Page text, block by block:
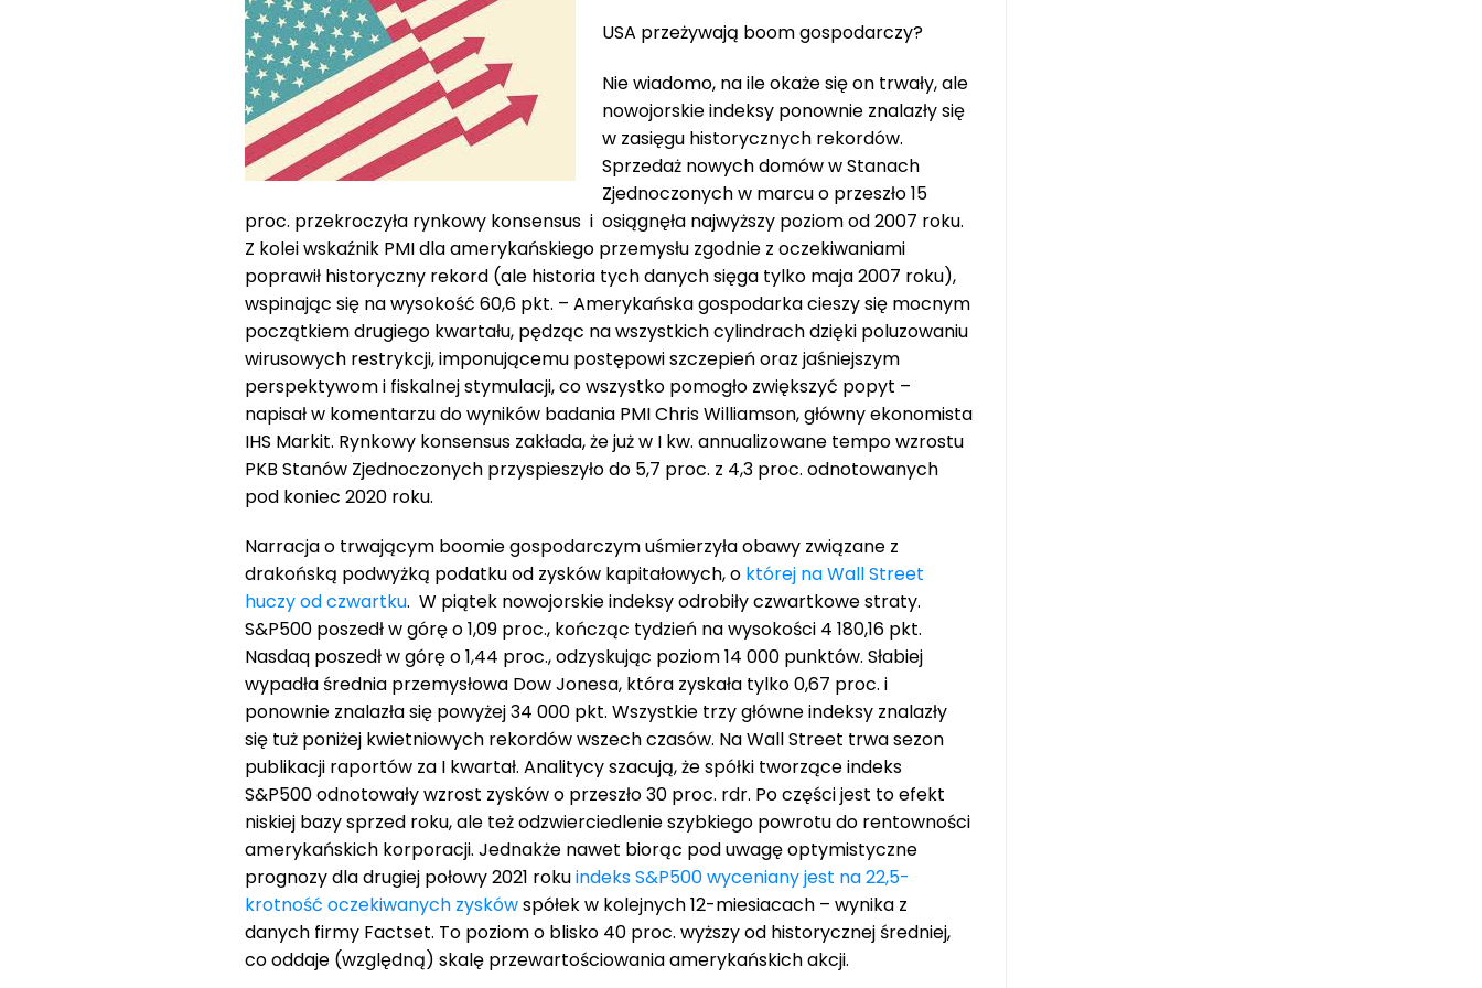
USA przeżywają boom gospodarczy?
Nie wiadomo, na ile okaże się on trwały, ale
nowojorskie indeksy ponownie znalazły się
w zasięgu historycznych rekordów.
Sprzedaż nowych domów w Stanach
Zjednoczonych w marcu o przeszło 15
proc. przekroczyła rynkowy konsensus i osiągnęła najwyższy poziom od 2007 roku.
Z kolei wskaźnik PMI dla amerykańskiego przemysłu zgodnie z oczekiwaniami
poprawił historyczny rekord (ale historia tych danych sięga tylko maja 2007 roku),
wspinając się na wysokość 60,6 pkt. – Amerykańska gospodarka cieszy się mocnym
początkiem drugiego kwartału, pędząc na wszystkich cylindrach dzięki poluzowaniu
wirusowych restrykcji, imponującemu postępowi szczepień oraz jaśniejszym
perspektywom i fiskalnej stymulacji, co wszystko pomogło zwiększyć popyt –
napisał w komentarzu do wyników badania PMI Chris Williamson, główny ekonomista
IHS Markit. Rynkowy konsensus zakłada, że już w I kw. annualizowane tempo wzrostu
PKB Stanów Zjednoczonych przyspieszyło do 5,7 proc. z 4,3 proc. odnotowanych
pod koniec 2020 roku.
Narracja o trwającym boomie gospodarczym uśmierzyła obawy związane z
drakońską podwyżką podatku od zysków kapitałowych, o której na Wall Street
huczy od czwartku. W piątek nowojorskie indeksy odrobiły czwartkowe straty.
S&P500 poszedł w górę o 1,09 proc., kończąc tydzień na wysokości 4 180,16 pkt.
Nasdaq poszedł w górę o 1,44 proc., odzyskując poziom 14 000 punktów. Słabiej
wypadła średnia przemysłowa Dow Jonesa, która zyskała tylko 0,67 proc. i
ponownie znalazła się powyżej 34 000 pkt. Wszystkie trzy główne indeksy znalazły
się tuż poniżej kwietniowych rekordów wszech czasów. Na Wall Street trwa sezon
publikacji raportów za I kwartał. Analitycy szacują, że spółki tworzące indeks
S&P500 odnotowały wzrost zysków o przeszło 30 proc. rdr. Po części jest to efekt
niskiej bazy sprzed roku, ale też odzwierciedlenie szybkiego powrotu do rentowności
amerykańskich korporacji. Jednakże nawet biorąc pod uwagę optymistyczne
prognozy dla drugiej połowy 2021 rokuindeks S&P500 wyceniany jest na 22,5-
krotność oczekiwanych zyskówspółek w kolejnych 12-miesiacach – wynika z
danych firmy Factset. To poziom o blisko 40 proc. wyższy od historycznej średniej,
co oddaje (względną) skalę przewartościowania amerykańskich akcji.